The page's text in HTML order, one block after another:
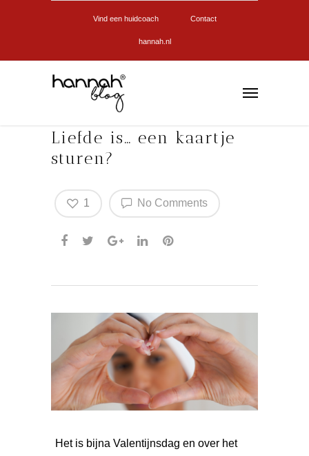
Vind een huidcoach Contact
hannah.nl
Liefde is… een kaartje
sturen?
No Comments
1
Het is bijna Valentijnsdag en over het